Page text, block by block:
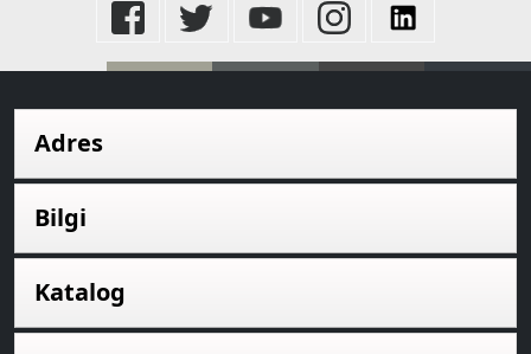
Adres
Bilgi
Katalog